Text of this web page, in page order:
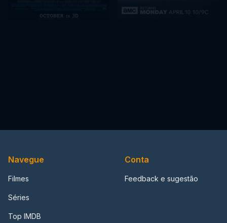
Navegue
Filmes
Séries
Top IMDB
Conta
Feedback e sugestão